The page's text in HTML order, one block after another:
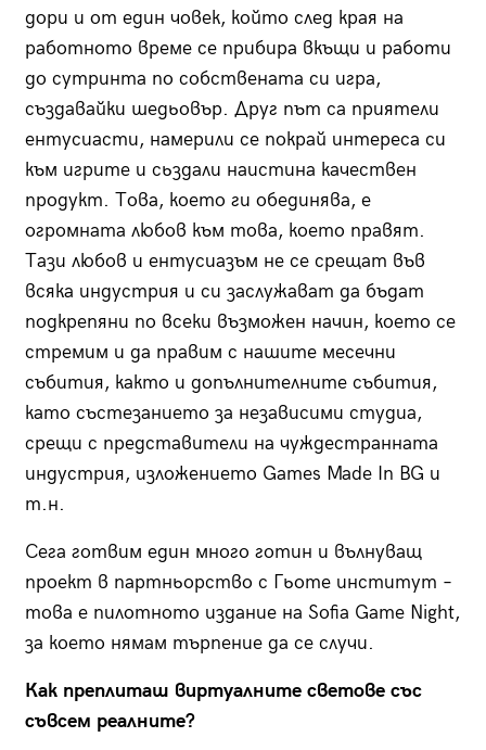
дори и от един човек, който след края на
работното време се прибира вкъщи и работи
до сутринта по собствената си игра,
създавайки шедьовър. Друг път са приятели
ентусиасти, намерили се покрай интереса си
към игрите и сьздали наистина качествен
продукт. Това, което ги обединява, е
огромната любов към това, което правят.
Тази любов и ентусиазъм не се срещат във
всяка индустрия и си заслужават да бъдат
подкрепяни по всеки възможен начин, което се
стремим и да правим с нашите месечни
събития, както и допълнителните събития,
като състезанието за независими студиа,
срещи с представители на чуждестранната
индустрия, изложението Games Made In BG и
т.н.
Сега готвим един много готин и вълнуващ
проект в партньорство с Гьоте институт –
това е пилотното издание на Sofia Game Night,
за което нямам търпение да се случи.
Как преплиташ виртуалните светове със
съвсем реалните?